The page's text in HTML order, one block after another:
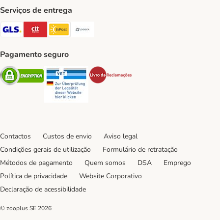
Serviços de entrega
GLS Shipping Method
CTTExpress Shipping Method
InPost Shipping Method
Pagamento seguro
Security Security
Contactos Custos de envio
Aviso legal
Condições gerais de utilização
Formulário de retratação
Métodos de pagamento
Quem somos DSA
Emprego
Política de privacidade
Website Corporativo
Declaração de acessibilidade
© zooplus SE 2026